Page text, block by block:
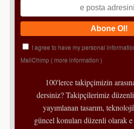
I agree to have my personal
MailChimp ( more information )
100'lerce takipçimizin
dersiniz? Takipçilerimiz
yayımlanan tasarım,
güncel konuları düzenli olarak e